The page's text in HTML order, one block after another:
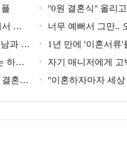
"0원 결혼식" 올리
예인
모
너무 예뻐서 그만..
는데 지나가던 이상
과 재
1년 만에 '이혼서류'
배우
하고
자기 매니저에게
지만... 결국 결혼에
혼해
"이혼하자마자 세